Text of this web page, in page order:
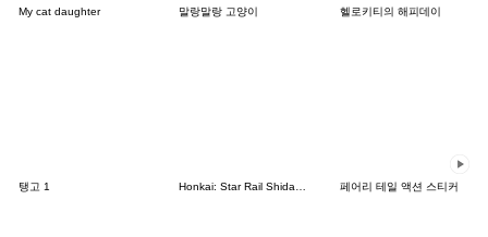
My cat daughter 말랑말랑 고양이 헬로키티의 해피데이
탱고 1 페어리 테일 액션 스티커